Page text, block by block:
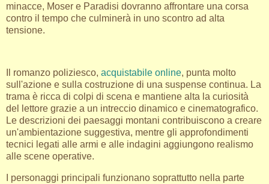
minacce, Moser e Paradisi dovranno affrontare una corsa
contro il tempo che culminerà in uno scontro ad alta
tensione.
Il romanzo poliziesco, acquistabile online, punta molto
sull'azione e sulla costruzione di una suspense continua. La
trama è ricca di colpi di scena e mantiene alta la curiosità
del lettore grazie a un intreccio dinamico e cinematografico.
Le descrizioni dei paesaggi montani contribuiscono a creare
un'ambientazione suggestiva, mentre gli approfondimenti
tecnici legati alle armi e alle indagini aggiungono realismo
alle scene operative.
I personaggi principali funzionano soprattutto nella parte